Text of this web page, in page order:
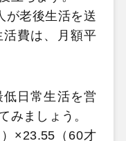
が老後生活を送
活費は、月額平
日常生活を営
みましょう。
×23.55（60才